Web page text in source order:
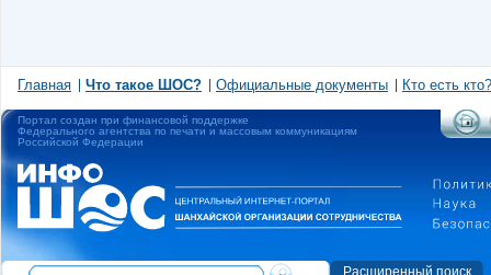
Главная Что такое ШОС? Официальные документы Кто есть кто?
Портал создан при финансовой поддержке
Федерального агентства по печати и массовым коммуникациям
Российской Федерации
Расширенный поиск